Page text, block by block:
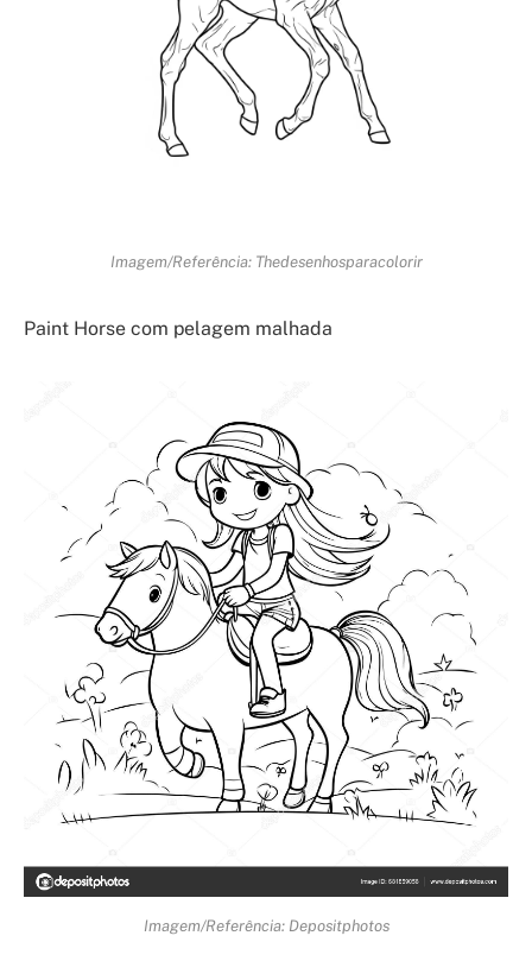
Imagem/Referência: Thedesenhosparacolorir
Paint Horse com pelagem malhada
Imagem/Referência: Depositphotos